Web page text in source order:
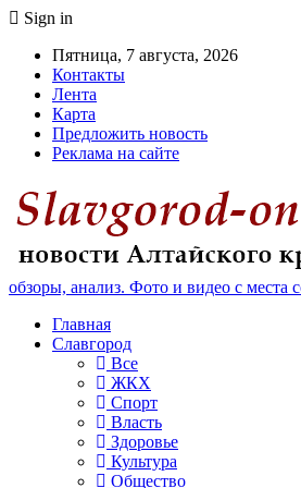
Sign in
Пятница, 7 августа, 2026
Контакты
Лента
Карта
Предложить новость
Реклама на сайте
обзоры, анализ. Фото и видео с места
Главная
Славгород
Все
ЖКХ
Спорт
Власть
Здоровье
Культура
Общество